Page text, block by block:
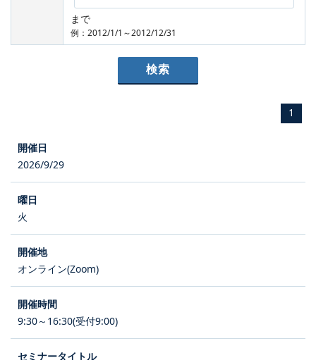
まで
例：2012/1/1～2012/12/31
1
2026/9/29
火
オンライン(Zoom)
9:30～16:30(受付9:00)